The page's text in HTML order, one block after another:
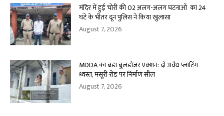
मंदिर में हुई चोरी की 02 अलग-अलग घटनाओं का 24
घंटे के भीतर दून पुलिस ने किया खुलासा
August 7, 2026
MDDA का बड़ा बुलडोजर एक्शन: दो अवैध प्लाटिंग
ध्वस्त, मसूरी रोड पर निर्माण सील
August 7, 2026